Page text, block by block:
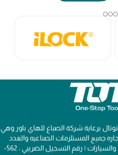
برعاية شركة الصباغ للهاي باور وهي
جميع المستلزمات الصناعيه والعدد
والادوات ومستلزمات تحسين المنازل والسيارات | رقم التسجيل الضريبي : 562-